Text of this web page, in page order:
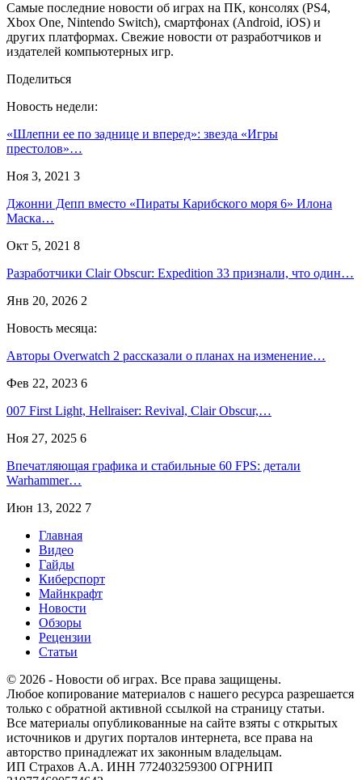
Самые последние новости об играх на ПК, консолях (PS4,
Xbox One, Nintendo Switch), смартфонах (Android, iOS) и
других платформах. Свежие новости от разработчиков и
издателей компьютерных игр.
Поделиться
Новость недели:
«Шлепни ее по заднице и вперед»: звезда «Игры
престолов»…
Ноя 3, 2021 3
Джонни Депп вместо «Пираты Карибского моря 6» Илона
Маска…
Окт 5, 2021 8
Разработчики Clair Obscur: Expedition 33 признали, что один…
Янв 20, 2026 2
Новость месяца:
Авторы Overwatch 2 рассказали о планах на изменение…
Фев 22, 2023 6
007 First Light, Hellraiser: Revival, Clair Obscur,…
Ноя 27, 2025 6
Впечатляющая графика и стабильные 60 FPS: детали
Warhammer…
Июн 13, 2022 7
Главная
Видео
Гайды
Киберспорт
Майнкрафт
Новости
Обзоры
Рецензии
Статьи
© 2026 - Новости об играх. Все права защищены.
Любое копирование материалов с нашего ресурса разрешается
только с обратной активной ссылкой на страницу статьи.
Все материалы опубликованные на сайте взяты с открытых
источников и других порталов интернета, все права на
авторство принадлежат их законным владельцам.
ИП Страхов А.А. ИНН 772403259300 ОГРНИП